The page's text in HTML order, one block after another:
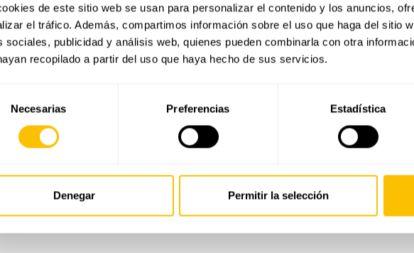
de este sitio web se usan para personalizar el contenido y los anuncios,
el tráfico. Además, compartimos información sobre el uso que haga del sitio
sociales, publicidad y análisis web, quienes pueden combinarla con otra
recopilado a partir del uso que haya hecho de sus servicios.
Necesarias Preferencias Estadística
Denegar Permitir la selección
También te puede interesar